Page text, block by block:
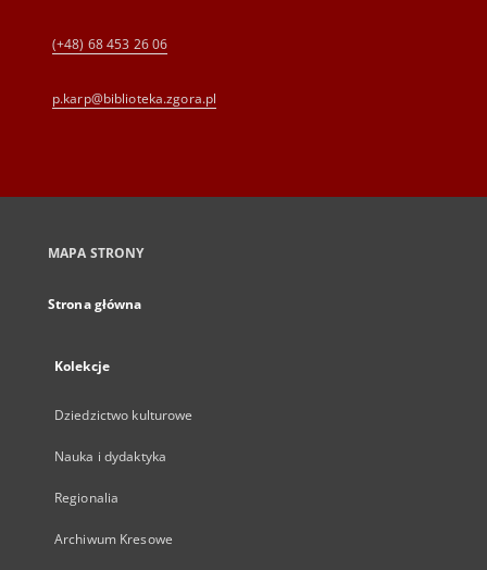
(+48) 68 453 26 06
p.karp@biblioteka.zgora.pl
MAPA STRONY
Strona główna
Kolekcje
Dziedzictwo kulturowe
Nauka i dydaktyka
Regionalia
Archiwum Kresowe